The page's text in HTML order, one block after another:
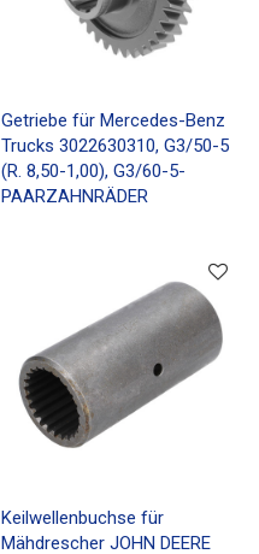
Getriebe für Mercedes-Benz
Trucks 3022630310, G3/50-5
(R. 8,50-1,00), G3/60-5-
PAARZAHNRÄDER
Keilwellenbuchse für
Mähdrescher JOHN DEERE